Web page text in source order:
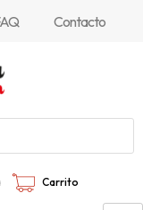
Contacto
Carrito